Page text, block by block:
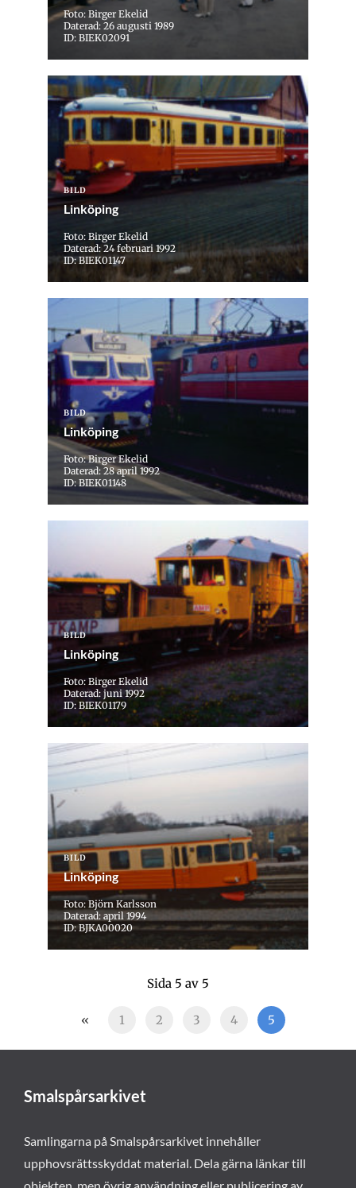
Foto: Birger Ekelid
Daterad: 26 augusti 1989
ID: BIEK02091
BILD
Linköping
Foto: Birger Ekelid
Daterad: 24 februari 1992
ID: BIEK01147
BILD
Linköping
Foto: Birger Ekelid
Daterad: 28 april 1992
ID: BIEK01148
BILD
Linköping
Foto: Birger Ekelid
Daterad: juni 1992
ID: BIEK01179
BILD
Linköping
Foto: Björn Karlsson
Daterad: april 1994
ID: BJKA00020
Sida 5 av 5
« 1 2 3 4 5
Smalspårsarkivet
Samlingarna på Smalspårsarkivet innehåller
upphovsrättsskyddat material. Dela gärna länkar till